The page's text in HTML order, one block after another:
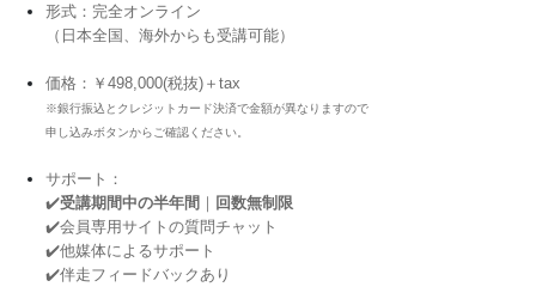
形式：完全オンライン
（日本全国、海外からも受講可能）
価格： ￥498,000(税抜)＋tax
※銀行振込とクレジットカード決済で金額が異なりますので
申し込みボタンからご確認ください。
サポート：
✔️受講期間中の半年間 ｜ 回数無制限
✔️会員専用サイトの質問チャット
✔️他媒体によるサポート
✔️伴走フィードバックあり